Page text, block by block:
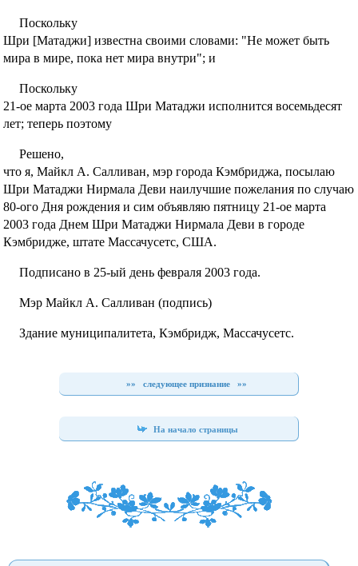
Поскольку
Шри [Матаджи] известна своими словами: "Не может быть
мира в мире, пока нет мира внутри"; и
Поскольку
21-ое марта 2003 года Шри Матаджи исполнится восемьдесят
лет; теперь поэтому
Решено,
что я, Майкл А. Салливан, мэр города Кэмбриджа, посылаю
Шри Матаджи Нирмала Деви наилучшие пожелания по случаю
80-ого Дня рождения и сим объявляю пятницу 21-ое марта
2003 года Днем Шри Матаджи Нирмала Деви в городе
Кэмбридже, штате Массачусетс, США.
Подписано в 25-ый день февраля 2003 года.
Мэр Майкл А. Салливан (подпись)
Здание муниципалитета, Кэмбридж, Массачусетс.
»» следующее признание»»
На начало страницы